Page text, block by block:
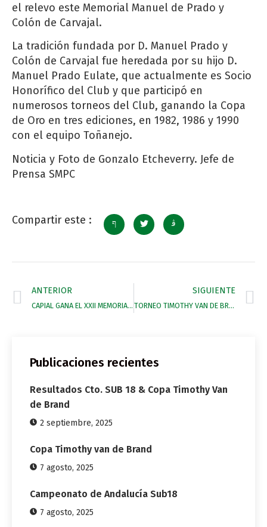
el relevo este Memorial Manuel de Prado y
Colón de Carvajal.
La tradición fundada por D. Manuel Prado y
Colón de Carvajal fue heredada por su hijo D.
Manuel Prado Eulate, que actualmente es Socio
Honorífico del Club y que participó en
numerosos torneos del Club, ganando la Copa
de Oro en tres ediciones, en 1982, 1986 y 1990
con el equipo Toñanejo.
Noticia y Foto de Gonzalo Etcheverry. Jefe de
Prensa SMPC
Compartir este :
ANTERIOR
CAPIAL GANA EL XXII MEMORIAL FUNDADOR ENRIQUE ZOBEL
SIGUIENTE
TORNEO TIMOTHY VAN DE BRAND 2014
Publicaciones recientes
Resultados Cto. SUB 18 & Copa Timothy Van
de Brand
2 septiembre, 2025
Copa Timothy van de Brand
7 agosto, 2025
Campeonato de Andalucía Sub18
7 agosto, 2025